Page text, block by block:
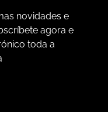
novidades e
agora e
toda a